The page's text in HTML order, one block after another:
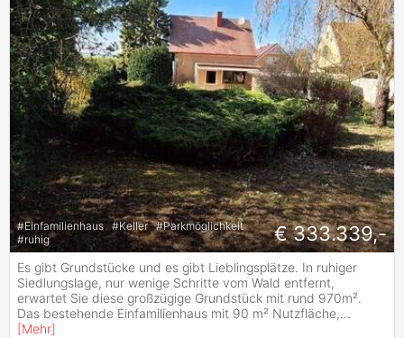
#Einfamilienhaus #Keller #Parkmöglichkeit
#ruhig € 333.339,-
Es gibt Grundstücke und es gibt Lieblingsplätze. In ruhiger
Siedlungslage, nur wenige Schritte vom Wald entfernt,
erwartet Sie diese großzügige Grundstück mit rund 970m².
Das bestehende Einfamilienhaus mit 90 m² Nutzfläche,...
[Mehr]